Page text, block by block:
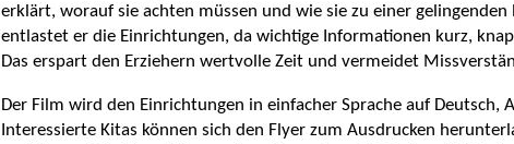
erklärt, worauf sie achten müssen und wie sie zu einer
entlastet er die Einrichtungen, da wichtige Informationen kurz,
Das erspart den Erziehern wertvolle Zeit und vermeidet
Der Film wird den Einrichtungen in einfacher Sprache auf Deutsch,
Interessierte Kitas können sich den Flyer zum Ausdrucken